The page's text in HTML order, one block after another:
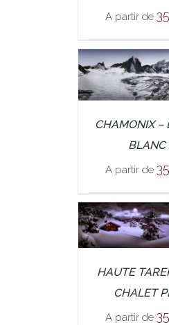
A partir de
SELECT
CHAMONIX –
BLANC
A partir de
SELECT
HAUTE
CHALET
A partir de